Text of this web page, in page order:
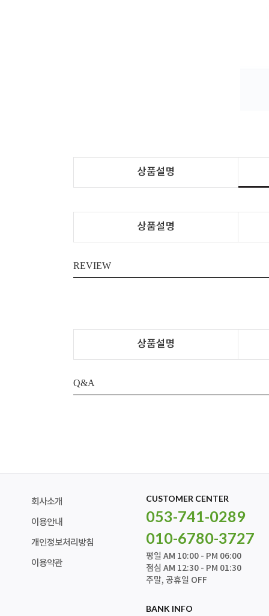
상품설명
상품설명
REVIEW
상품설명
Q&A
회사소개
이용안내
개인정보처리방침
이용약관
CUSTOMER CENTER
053-741-0289
010-6780-3727
평일 AM 10:00 - PM 06:00
점심 AM 12:30 - PM 01:30
주말, 공휴일 OFF
BANK INFO